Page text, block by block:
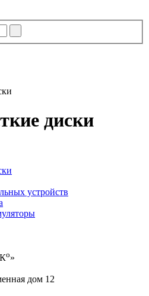
диски
устройств
о»
дом 12